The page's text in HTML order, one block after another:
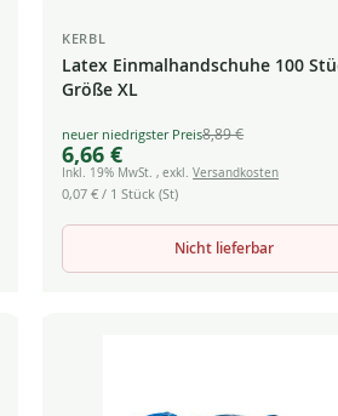
KERBL
Latex Einmalhandschuhe 100
Größe XL
Special
Price
6,66 €
8,89 €
Inkl. 19% MwSt.,exkl.Versandkosten
0,07 € / 1 Stück (St)
Nicht lieferbar